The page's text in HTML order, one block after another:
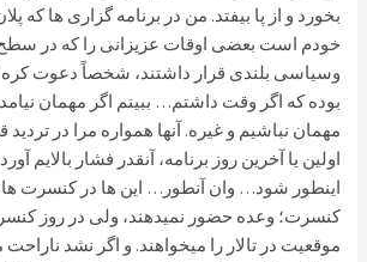
بخورد و از پا بیفتد. من در برنامه گزاری ها که
خودم است بعضی اوقات عزیزانی را که در
وسیاسی بلندی قرار داشتند، شخصاً دعوت کره
بوده که اگر وقت داشتم… ببینم اگر مهمان
مهمان نباشیم و غیره. آنها همواره مرا در تردید
اولین یا آخرین روز برنامه، آنقدر فشار بالایم
اینطور شود… وان آنطور… این ها در کنسرت ها
کنسرت؛ وعده حضور نمیدهند، ولی در روز
موقعیت در تالار را میخواهند. و اگر نشد